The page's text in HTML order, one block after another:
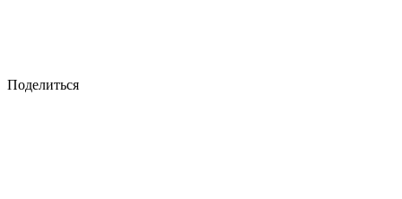
Поделиться